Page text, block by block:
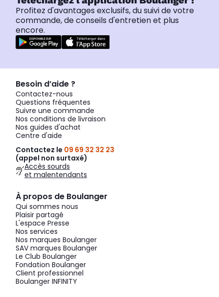
Profitez d'avantages exclusifs, du suivi de votre
commande, de conseils d'entretien et plus
encore.
Besoin d’aide ?
Contactez-nous
Questions fréquentes
Suivre une commande
Nos conditions de livraison
Nos guides d'achat
Centre d'aide
Contactez le 09 69 32 32 23
(appel non surtaxé)
Accès sourds
et malentendants
À propos de Boulanger
Qui sommes nous
Plaisir partagé
L'espace Presse
Nos services
Nos marques Boulanger
SAV marques Boulanger
Le Club Boulanger
Fondation Boulanger
Client professionnel
Boulanger INFINITY